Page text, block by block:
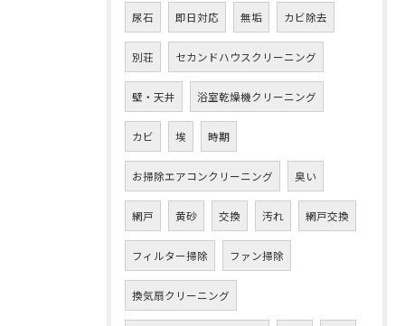
尿石 即日対応 無垢 カビ除去
別荘 セカンドハウスクリーニング
壁・天井 浴室乾燥機クリーニング
カビ 埃 時期
お掃除エアコンクリーニング 臭い
網戸 黄砂 交換 汚れ 網戸交換
フィルター掃除 ファン掃除
換気扇クリーニング